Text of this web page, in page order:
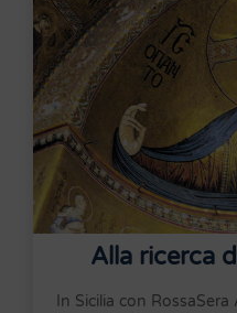
Alla ricerca
In Sicilia con